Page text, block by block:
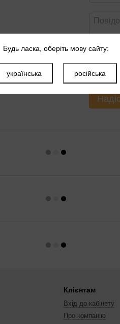
Оцініть
Клієнтам
Вхід до кабінету
Про компанію
Будь ласка, оберіть мову сайту:
українська російська